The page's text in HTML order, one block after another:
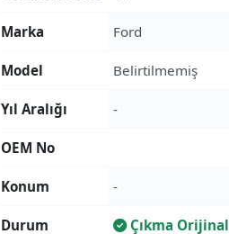
Marka Ford
Model Belirtilmemiş
Yıl Aralığı -
OEM No
Konum -
Durum Çıkma Orijinal